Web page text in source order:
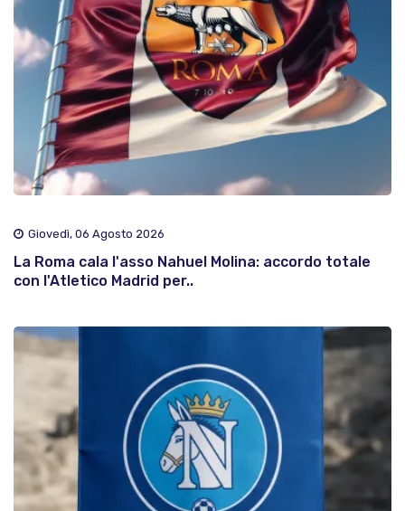
Giovedì, 06 Agosto 2026
La Roma cala l'asso Nahuel Molina: accordo totale
con l'Atletico Madrid per..